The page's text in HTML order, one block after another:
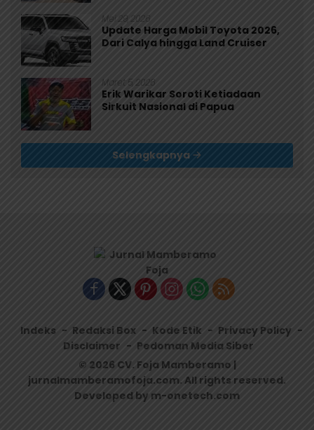
Mei 29, 2026
Update Harga Mobil Toyota 2026,
Dari Calya hingga Land Cruiser
Maret 5, 2026
Erik Warikar Soroti Ketiadaan
Sirkuit Nasional di Papua
Selengkapnya
Indeks Redaksi Box Kode Etik
Privacy Policy
Disclaimer
Pedoman Media Siber
© 2026 CV. Foja Mamberamo |
jurnalmamberamofoja.com. All rights reserved.
Developed by m-onetech.com